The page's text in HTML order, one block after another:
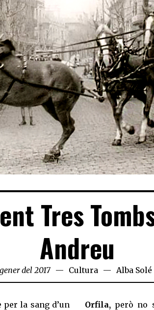
Tres
Andreu
del 2017 Cultura Alba
la sang d’un
Orfila, però no